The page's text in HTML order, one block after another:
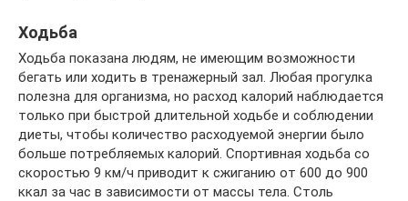
Ходьба
Ходьба показана людям, не имеющим возможности
бегать или ходить в тренажерный зал. Любая прогулка
полезна для организма, но расход калорий наблюдается
только при быстрой длительной ходьбе и соблюдении
диеты, чтобы количество расходуемой энергии было
больше потребляемых калорий. Спортивная ходьба со
скоростью 9 км/ч приводит к сжиганию от 600 до 900
ккал за час в зависимости от массы тела. Столь